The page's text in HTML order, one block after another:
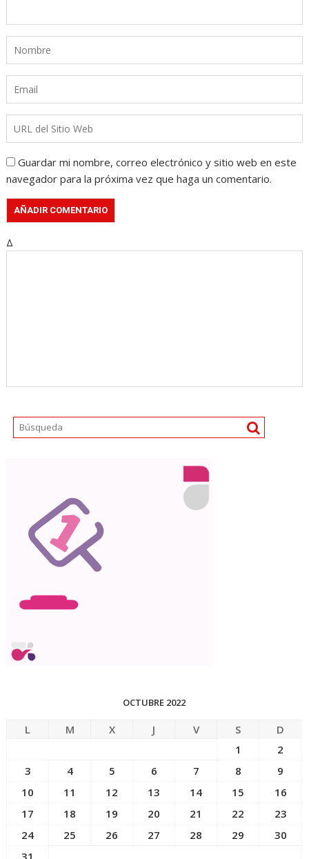
Guardar mi nombre, correo electrónico y sitio web en este
navegador para la próxima vez que haga un comentario.
Δ
OCTUBRE 2022
L M X J V S
D
1
2
3
4 5 6 7 8
9
10
11 12 13 14 15
16
17
18 19 20 21 22
23
24
25 26 27 28 29
30